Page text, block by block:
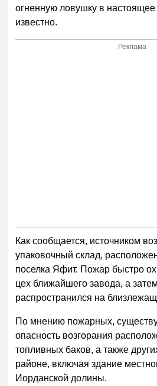
огненную ловушку в
известно.
Реклама
Как сообщается, источником
упаковочный склад,
поселка Яфит. Пожар быстро
цех ближайшего завода, а
распространился на
По мнению пожарных,
опасность возгорания
топливных баков, а также
районе, включая здание
Иорданской долины.